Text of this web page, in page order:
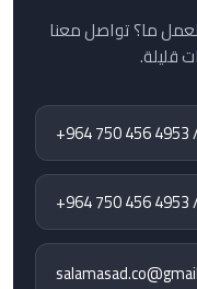
ما؟ تواصل معنا
قليلة.
+964 750 456
+964 750 456